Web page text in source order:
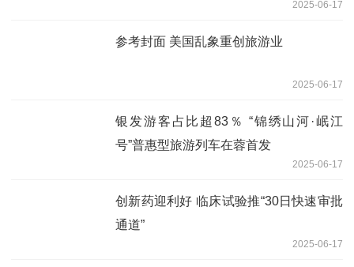
2025-06-17
参考封面 美国乱象重创旅游业
2025-06-17
银发游客占比超83％ “锦绣山河·岷江
号”普惠型旅游列车在蓉首发
2025-06-17
创新药迎利好 临床试验推“30日快速审批
通道”
2025-06-17